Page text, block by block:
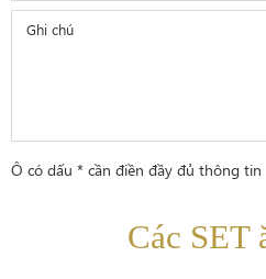
Ô có dấu * cần điền đầy đủ thông tin
Các SET